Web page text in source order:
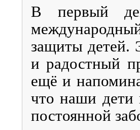
В первый
защиты детей.
и радостный
ещё и
что наши
постоянной